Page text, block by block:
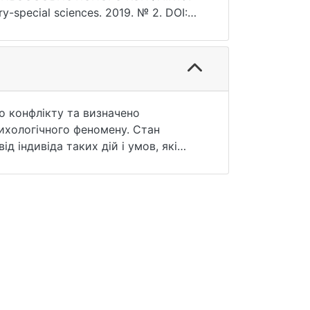
special sciences. 2019. № 2. DOI:
конфлікту та визначено
феномену. Стан
індивіда таких дій і умов, які
у когнітивній,
конфлікту у
негативних психічних станів, а
результативності службової
суперечність, поведінкові